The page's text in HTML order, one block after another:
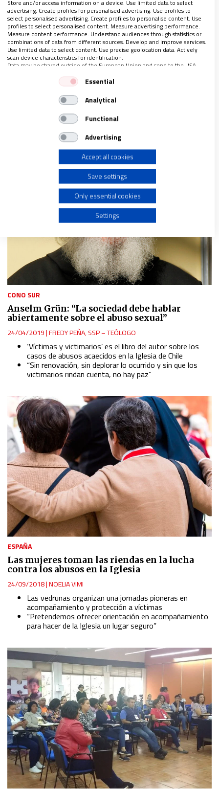
MÉXICO
Pese a la violencia, la Iglesia en Michoacán
pide a los fieles no replegarse en sus casas
12/08/2019|MIROSLAVA LÓPEZ
El obispo auxiliar de Morelia, Juan Espinoza Jiménez, se
refirió al asesinato de 19 personas ocurrido en días
pasados en Uruapan
Señaló que lo ocurrido en ese municipio del estado de
Michoacán “es terrible, es dramático, y a cualquier
persona le puede conmover”
CONO SUR
Anselm Grün: “La sociedad debe hablar
abiertamente sobre el abuso sexual”
24/04/2019|FREDY PEÑA, SSP – TEÓLOGO
‘Víctimas y victimarios’ es el libro del autor sobre los
casos de abusos acaecidos en la Iglesia de Chile
“Sin renovación, sin deplorar lo ocurrido y sin que los
victimarios rindan cuenta, no hay paz”
ESPAÑA
Las mujeres toman las riendas en la lucha
contra los abusos en la Iglesia
24/09/2018|NOELIA VIMI
Las vedrunas organizan una jornadas pioneras en
acompañamiento y protección a víctimas
“Pretendemos ofrecer orientación en acompañamiento
para hacer de la Iglesia un lugar seguro”
Store and/or access information on a device. Use limited data to select
advertising. Create profiles for personalised advertising. Use profiles to
select personalised advertising. Create profiles to personalise content. Use
profiles to select personalised content. Measure advertising performance.
Measure content performance. Understand audiences through statistics or
combinations of data from different sources. Develop and improve services.
Use limited data to select content. Use precise geolocation data. Actively
scan device characteristics for identification.
Data may be shared outside of the European Union and send to the USA.
Your consent and the cookie policy applies solely to this website/app.
View Partner List (1 IAB Vendors)
We use your data for the following purposes:
IAB processing purposes:
Use limited data to select advertising
Create profiles for personalised advertising
Use profiles to select personalised advertising
Create profiles to personalise content
Use profiles to select personalised content
Measure advertising performance
Measure content performance
Understand audiences through statistics or combinations
of data from different sources
Use limited data to select content
IAB Special Features:
Use precise geolocation data
Identify devices based on information actively requested
Non-IAB processing purposes:
Essential
Analytical
Advertising
Essential
Analytical
Functional
Advertising
Accept all cookies
Save settings
Only essential cookies
Settings